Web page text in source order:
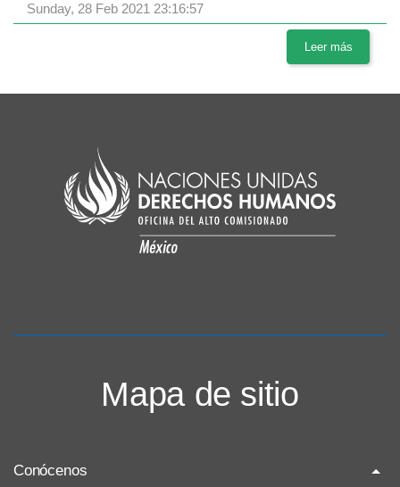
Sunday, 28 Feb 2021 23:16:57
Leer más
Mapa de sitio
Conócenos